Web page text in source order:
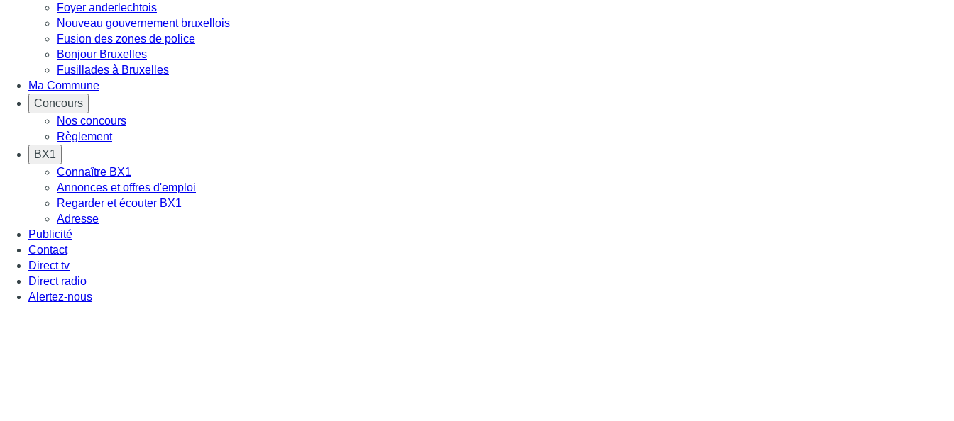
Foyer anderlechtois
Nouveau gouvernement bruxellois
Fusion des zones de police
Bonjour Bruxelles
Fusillades à Bruxelles
Ma Commune
Concours
Nos concours
Règlement
BX1
Connaître BX1
Annonces et offres d'emploi
Regarder et écouter BX1
Adresse
Publicité
Contact
Direct tv
Direct radio
Alertez-nous